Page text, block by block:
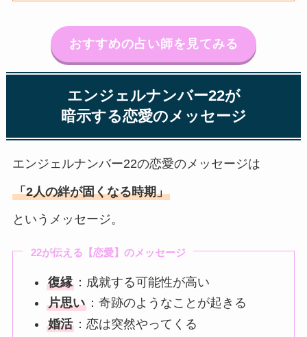
おすすめの占い師を見てみる
エンジェルナンバー22が
暗示する恋愛のメッセージ
エンジェルナンバー22の恋愛のメッセージは
「2人の絆が固くなる時期」
というメッセージ。
22が伝える【恋愛】のメッセージ
復縁 ：成就する可能性が高い
片思い ：奇跡のようなことが起きる
婚活 ：恋は突然やってくる